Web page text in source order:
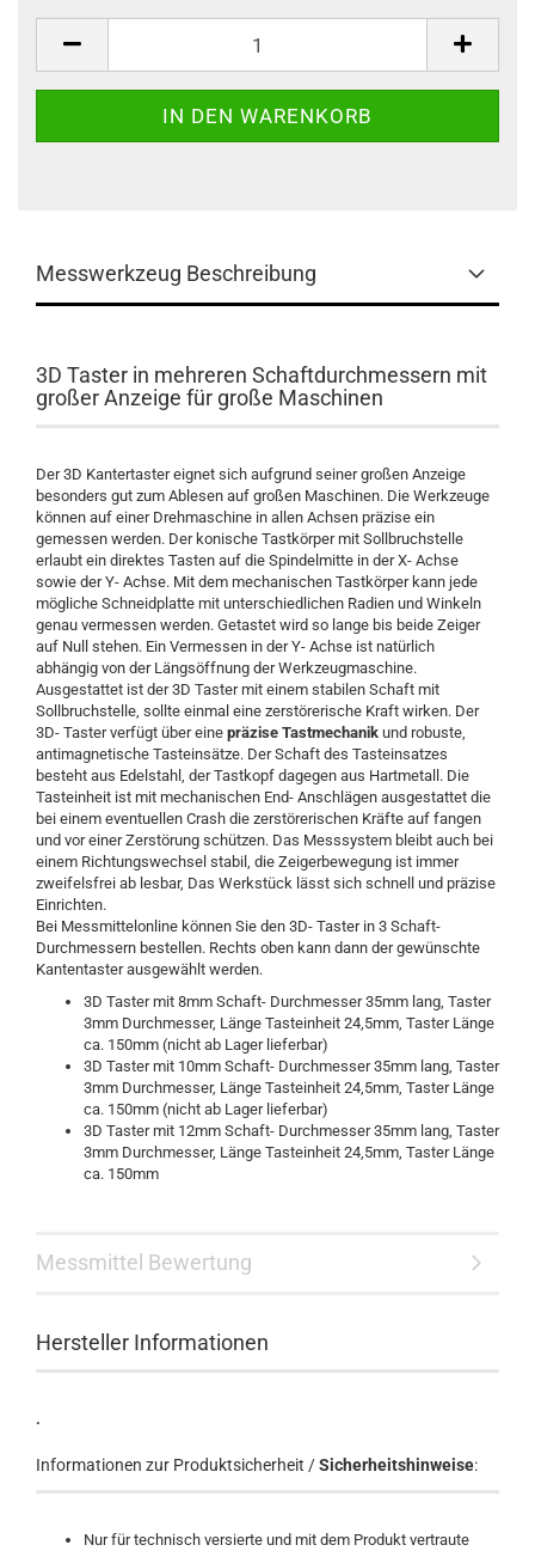
Messwerkzeug Beschreibung
3D Taster in mehreren Schaftdurchmessern mit
großer Anzeige für große Maschinen
Der 3D Kantertaster eignet sich aufgrund seiner großen Anzeige
besonders gut zum Ablesen auf großen Maschinen. Die Werkzeuge
können auf einer Drehmaschine in allen Achsen präzise ein
gemessen werden. Der konische Tastkörper mit Sollbruchstelle
erlaubt ein direktes Tasten auf die Spindelmitte in der X- Achse
sowie der Y- Achse. Mit dem mechanischen Tastkörper kann jede
mögliche Schneidplatte mit unterschiedlichen Radien und Winkeln
genau vermessen werden. Getastet wird so lange bis beide Zeiger
auf Null stehen. Ein Vermessen in der Y- Achse ist natürlich
abhängig von der Längsöffnung der Werkzeugmaschine.
Ausgestattet ist der 3D Taster mit einem stabilen Schaft mit
Sollbruchstelle, sollte einmal eine zerstörerische Kraft wirken. Der
3D- Taster verfügt über eine präzise Tastmechanik und robuste,
antimagnetische Tasteinsätze. Der Schaft des Tasteinsatzes
besteht aus Edelstahl, der Tastkopf dagegen aus Hartmetall. Die
Tasteinheit ist mit mechanischen End- Anschlägen ausgestattet die
bei einem eventuellen Crash die zerstörerischen Kräfte auf fangen
und vor einer Zerstörung schützen. Das Messsystem bleibt auch bei
einem Richtungswechsel stabil, die Zeigerbewegung ist immer
zweifelsfrei ab lesbar, Das Werkstück lässt sich schnell und präzise
Einrichten.
Bei Messmittelonline können Sie den 3D- Taster in 3 Schaft-
Durchmessern bestellen. Rechts oben kann dann der gewünschte
Kantentaster ausgewählt werden.
3D Taster mit 8mm Schaft- Durchmesser 35mm lang, Taster
3mm Durchmesser, Länge Tasteinheit 24,5mm, Taster Länge
ca. 150mm (nicht ab Lager lieferbar)
3D Taster mit 10mm Schaft- Durchmesser 35mm lang, Taster
3mm Durchmesser, Länge Tasteinheit 24,5mm, Taster Länge
ca. 150mm (nicht ab Lager lieferbar)
3D Taster mit 12mm Schaft- Durchmesser 35mm lang, Taster
3mm Durchmesser, Länge Tasteinheit 24,5mm, Taster Länge
ca. 150mm
Messmittel Bewertung
Hersteller Informationen
.
Informationen zur Produktsicherheit /Sicherheitshinweise:
Nur für technisch versierte und mit dem Produkt vertraute